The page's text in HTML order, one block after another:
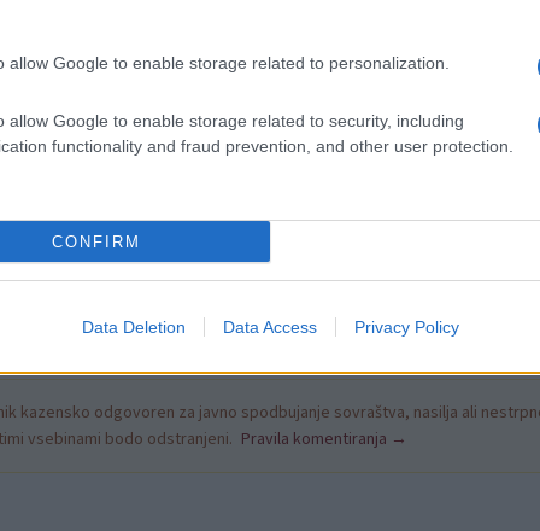
allow Google to enable storage related to personalization.
allow Google to enable storage related to security, including
functionality and fraud prevention, and other user protection.
CONFIRM
Data Deletion Data Access Privacy Policy
uri v ''Štauhariji'' na Ravnah na Koroškem.
okoli štiristo dogodkov širom po Sloveniji in v
ostalih prireditev in dogodkov v sklopu 35. Dnevov
dediščine.
kazensko odgovoren za javno spodbujanje sovraštva, nasilja ali
vsebinami bodo odstranjeni. Pravila komentiranja →